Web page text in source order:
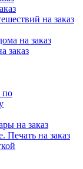
на заказ
на заказ
заказ
по
на заказ
Печать на заказ